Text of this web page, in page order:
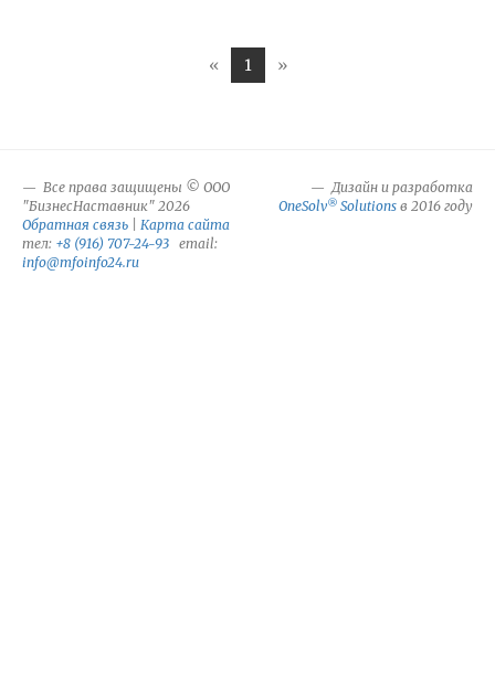
« 1 »
Все права защищены © ООО
"БизнесНаставник" 2026
Обратная связь
Карта сайта
тел: +8 (916) 707-24-93 email:
info@mfoinfo24.ru
Дизайн и разработка
OneSolv® Solutions в 2016 году